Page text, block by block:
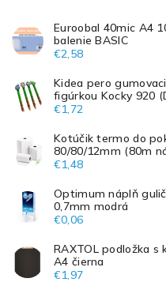
Euroobal 40mic A4
balenie BASIC
€2,58
Kidea pero
figúrkou Kocky 920
€1,72
Kotúčik termo do
80/80/12mm (80m
€1,48
Optimum náplň
0,7mm modrá
€0,06
RAXTOL podložka s
A4 čierna
€1,97